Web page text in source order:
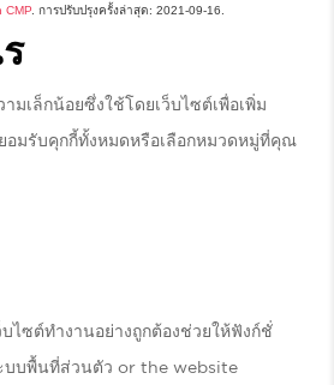
CMP . การปรับปรุงครั้งล่าสุด: 2021-09-16.
มเล็กน้อยซึ่งใช้โดยเว็บไซต์เพื่อเพิ่ม
อมรับคุกกี้ทั้งหมดหรือเลือกหมวดหมู่ที่คุณ
ไซต์ทำงานอย่างถูกต้องช่วยให้ฟังก์ชั่
บบพื้นที่ส่วนตัว or the website